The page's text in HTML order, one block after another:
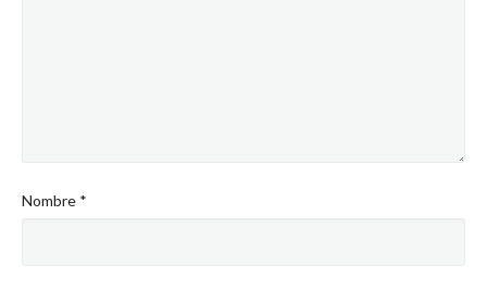
Nombre *